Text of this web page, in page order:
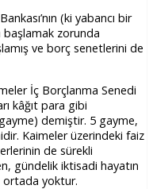
(ki yabancı bir
başlamak zorunda
ve borç senetlerini de
İç Borçlanma Senedi
kâğıt para gibi
demiştir. 5 gayme,
Kaimeler üzerindeki faiz
de sürekli
gündelik iktisadi hayatın
ortada yoktur.